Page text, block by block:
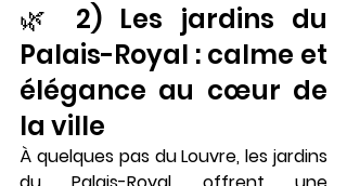
🌿 2) Les jardins du
Palais-Royal : calme et
élégance au cœur de
la ville
À quelques pas du Louvre, les jardins